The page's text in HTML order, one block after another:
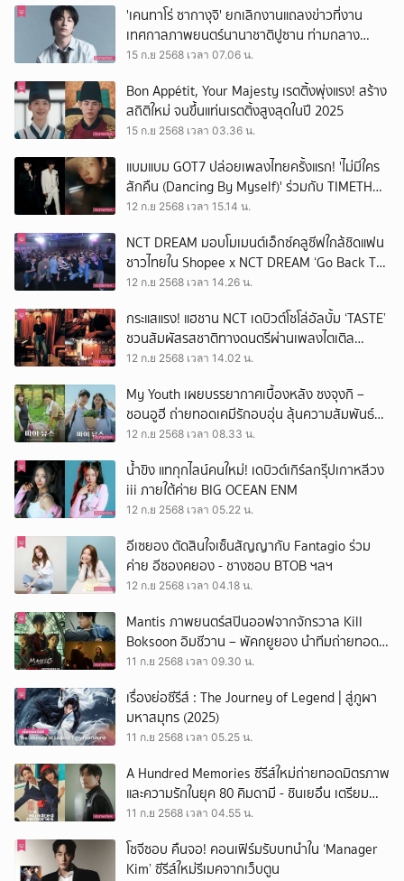
'เคนทาโร่ ซากางุจิ' ยกเลิกงานแถลงข่าวที่งาน
เทศกาลภาพยนตร์นานาชาติปูซาน ท่ามกลาง
กระแสข่าวลือประเด็นชีวิตส่วนตัว
15 ก.ย 2568 เวลา 07.06 น.
Bon Appétit, Your Majesty เรตติ้งพุ่งแรง! สร้าง
สถิติใหม่ จนขึ้นแท่นเรตติ้งสูงสุดในปี 2025
15 ก.ย 2568 เวลา 03.36 น.
แบมแบม GOT7 ปล่อยเพลงไทยครั้งแรก! 'ไม่มีใคร
สักคืน (Dancing By Myself)' ร่วมกับ TIMETHAI
ในอัลบั้มล่าสุด HOMETOWN
12 ก.ย 2568 เวลา 15.14 น.
NCT DREAM มอบโมเมนต์เอ็กซ์คลูซีฟใกล้ชิดแฟน
ชาวไทยใน Shopee x NCT DREAM ‘Go Back To
The Future’ FANSIGN & FAN EVENT
12 ก.ย 2568 เวลา 14.26 น.
กระแสแรง! แฮชาน NCT เดบิวต์โซโล่อัลบั้ม ‘TASTE’
ชวนสัมผัสรสชาติทางดนตรีผ่านเพลงไตเติล
'CRZY'
12 ก.ย 2568 เวลา 14.02 น.
My Youth เผยบรรยากาศเบื้องหลัง ซงจุงกิ –
ชอนอูฮี ถ่ายทอดเคมีรักอบอุ่น ลุ้นความสัมพันธ์
ก้าวต่อไปในตอนใหม่
12 ก.ย 2568 เวลา 08.33 น.
น้ำขิง แทกุกไลน์คนใหม่! เดบิวต์เกิร์ลกรุ๊ปเกาหลีวง
iii ภายใต้ค่าย BIG OCEAN ENM
12 ก.ย 2568 เวลา 05.22 น.
อีเซยอง ตัดสินใจเซ็นสัญญากับ Fantagio ร่วม
ค่าย อีซองคยอง - ชางซอบ BTOB ฯลฯ
12 ก.ย 2568 เวลา 04.18 น.
Mantis ภาพยนตร์สปินออฟจากจักรวาล Kill
Boksoon อิมชีวาน – พัคกยูยอง นำทีมถ่ายทอด
เรื่องราวในโลกนักฆ่า
11 ก.ย 2568 เวลา 09.30 น.
เรื่องย่อซีรีส์ : The Journey of Legend | สู่ภูผา
มหาสมุทร (2025)
11 ก.ย 2568 เวลา 05.25 น.
A Hundred Memories ซีรีส์ใหม่ถ่ายทอดมิตรภาพ
และความรักในยุค 80 คิมดามี - ชินเยอึน เตรียม
สวมบทบาทกระเป๋ารถเมล์
11 ก.ย 2568 เวลา 04.55 น.
โซจีซอบ คืนจอ! คอนเฟิร์มรับบทนำใน ‘Manager
Kim’ ซีรีส์ใหม่รีเมคจากเว็บตูน